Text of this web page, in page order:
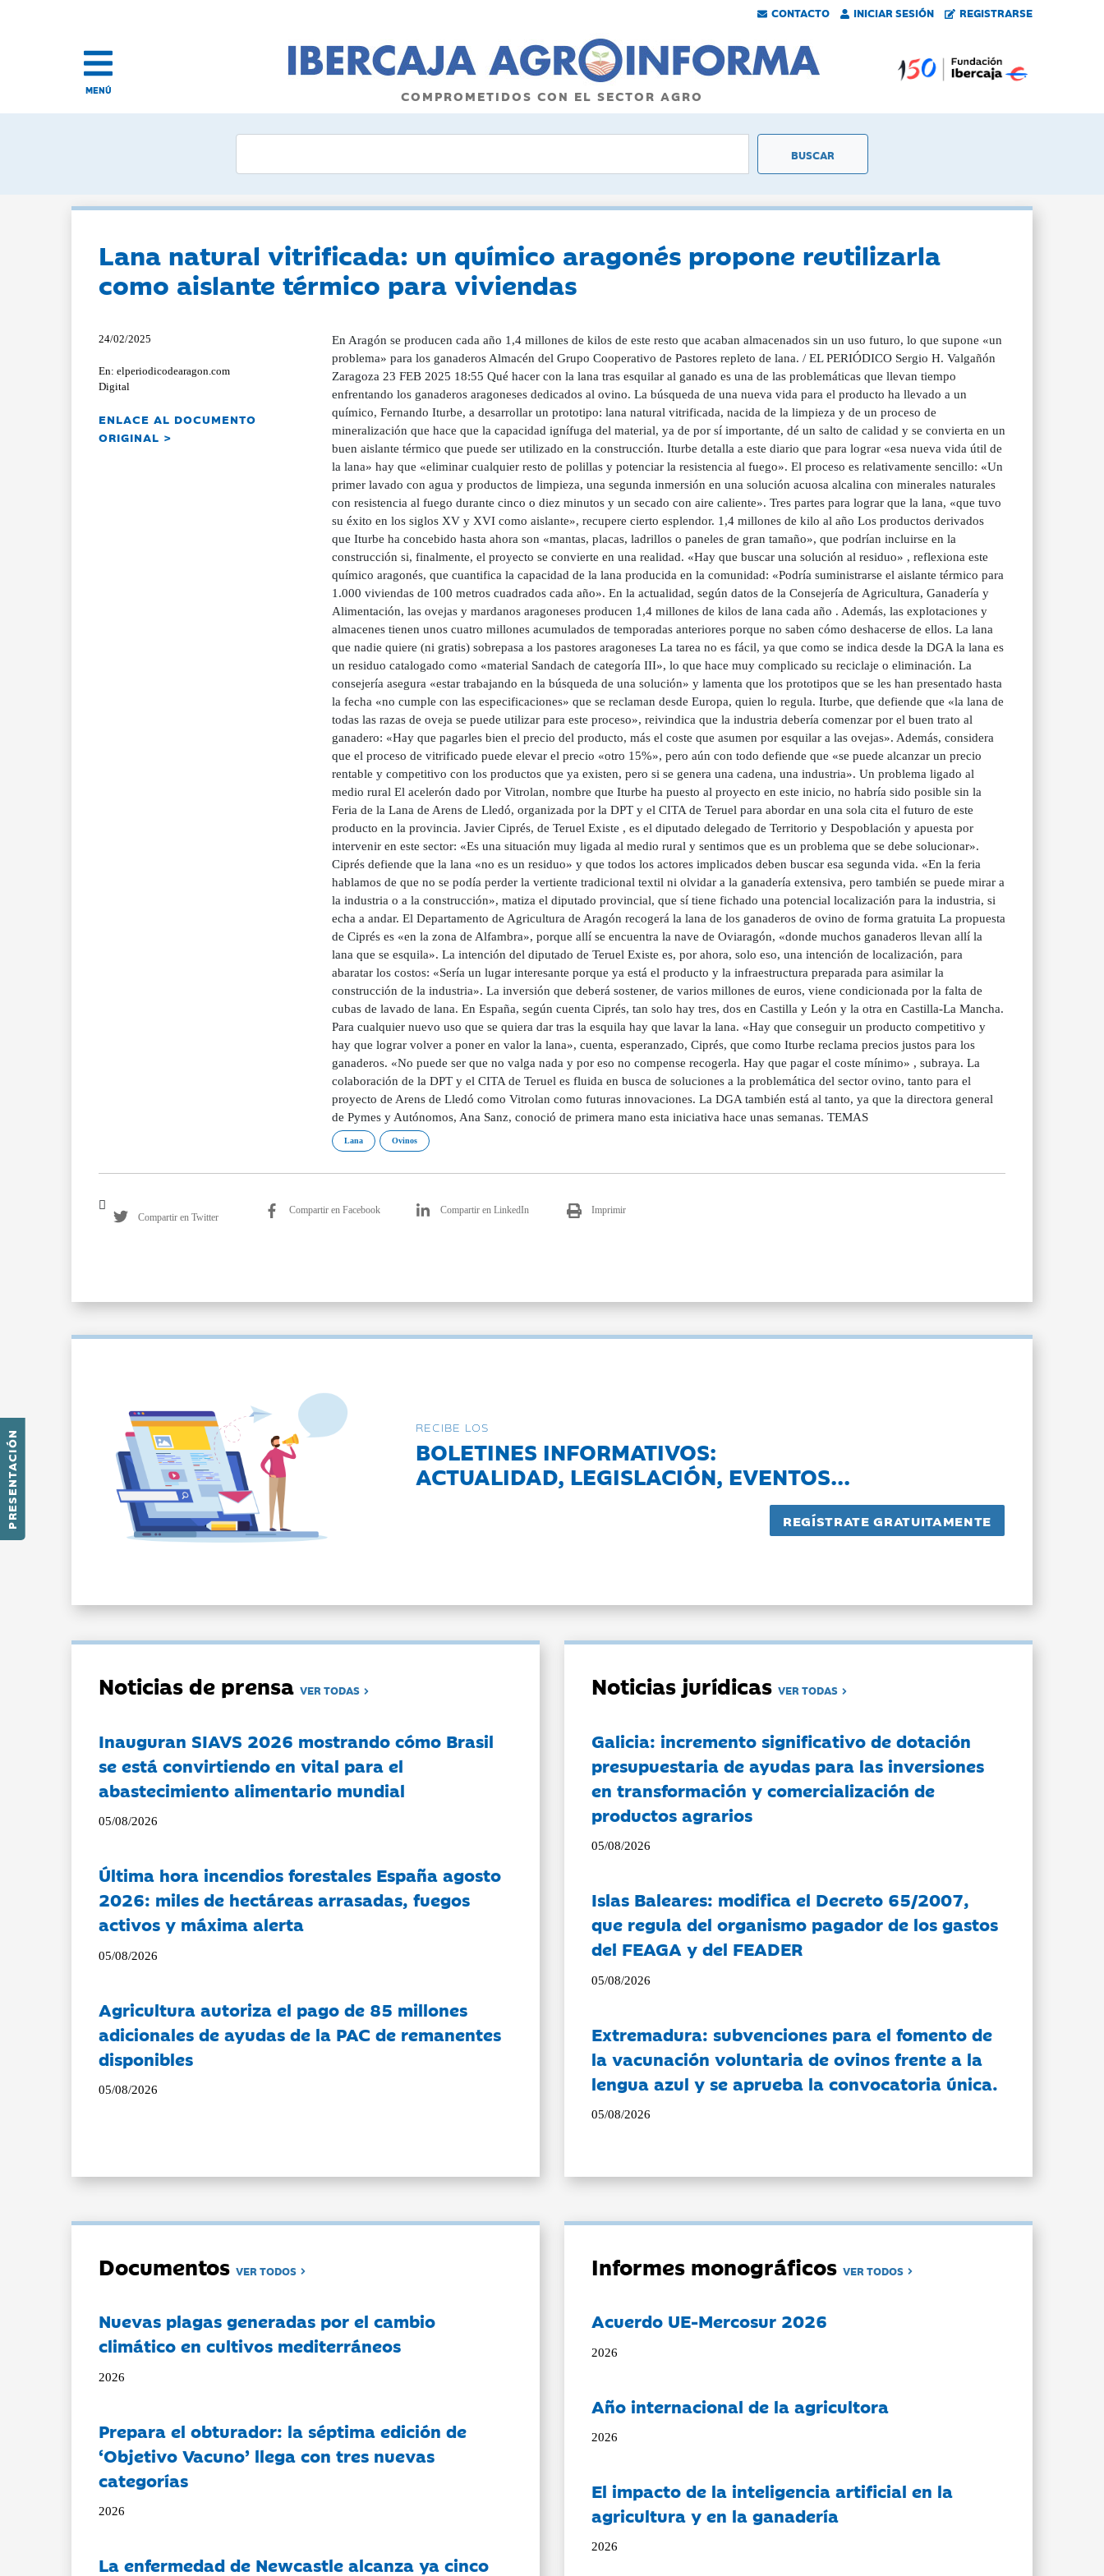
CONTACTO INICIAR SESIÓN REGISTRARSE
PRESENTACIÓN
MENÚ COMPROMETIDOS CON EL SECTOR AGRO
Lana natural vitrificada: un químico aragonés propone reutilizarla
como aislante térmico para viviendas
24/02/2025
En: elperiodicodearagon.com
Digital
ENLACE AL DOCUMENTO
ORIGINAL >
En Aragón se producen cada año 1,4 millones de kilos de este resto que acaban almacenados sin un uso futuro, lo que supone «un
problema» para los ganaderos Almacén del Grupo Cooperativo de Pastores repleto de lana. / EL PERIÓDICO Sergio H. Valgañón
Zaragoza 23 FEB 2025 18:55 Qué hacer con la lana tras esquilar al ganado es una de las problemáticas que llevan tiempo
enfrentando los ganaderos aragoneses dedicados al ovino. La búsqueda de una nueva vida para el producto ha llevado a un
químico, Fernando Iturbe, a desarrollar un prototipo: lana natural vitrificada, nacida de la limpieza y de un proceso de
mineralización que hace que la capacidad ignífuga del material, ya de por sí importante, dé un salto de calidad y se convierta en un
buen aislante térmico que puede ser utilizado en la construcción. Iturbe detalla a este diario que para lograr «esa nueva vida útil de
la lana» hay que «eliminar cualquier resto de polillas y potenciar la resistencia al fuego». El proceso es relativamente sencillo: «Un
primer lavado con agua y productos de limpieza, una segunda inmersión en una solución acuosa alcalina con minerales naturales
con resistencia al fuego durante cinco o diez minutos y un secado con aire caliente». Tres partes para lograr que la lana, «que tuvo
su éxito en los siglos XV y XVI como aislante», recupere cierto esplendor. 1,4 millones de kilo al año Los productos derivados
que Iturbe ha concebido hasta ahora son «mantas, placas, ladrillos o paneles de gran tamaño», que podrían incluirse en la
construcción si, finalmente, el proyecto se convierte en una realidad. «Hay que buscar una solución al residuo» , reflexiona este
químico aragonés, que cuantifica la capacidad de la lana producida en la comunidad: «Podría suministrarse el aislante térmico para
1.000 viviendas de 100 metros cuadrados cada año». En la actualidad, según datos de la Consejería de Agricultura, Ganadería y
Alimentación, las ovejas y mardanos aragoneses producen 1,4 millones de kilos de lana cada año . Además, las explotaciones y
almacenes tienen unos cuatro millones acumulados de temporadas anteriores porque no saben cómo deshacerse de ellos. La lana
que nadie quiere (ni gratis) sobrepasa a los pastores aragoneses La tarea no es fácil, ya que como se indica desde la DGA la lana es
un residuo catalogado como «material Sandach de categoría III», lo que hace muy complicado su reciclaje o eliminación. La
consejería asegura «estar trabajando en la búsqueda de una solución» y lamenta que los prototipos que se les han presentado hasta
la fecha «no cumple con las especificaciones» que se reclaman desde Europa, quien lo regula. Iturbe, que defiende que «la lana de
todas las razas de oveja se puede utilizar para este proceso», reivindica que la industria debería comenzar por el buen trato al
ganadero: «Hay que pagarles bien el precio del producto, más el coste que asumen por esquilar a las ovejas». Además, considera
que el proceso de vitrificado puede elevar el precio «otro 15%», pero aún con todo defiende que «se puede alcanzar un precio
rentable y competitivo con los productos que ya existen, pero si se genera una cadena, una industria». Un problema ligado al
medio rural El acelerón dado por Vitrolan, nombre que Iturbe ha puesto al proyecto en este inicio, no habría sido posible sin la
Feria de la Lana de Arens de Lledó, organizada por la DPT y el CITA de Teruel para abordar en una sola cita el futuro de este
producto en la provincia. Javier Ciprés, de Teruel Existe , es el diputado delegado de Territorio y Despoblación y apuesta por
intervenir en este sector: «Es una situación muy ligada al medio rural y sentimos que es un problema que se debe solucionar».
Ciprés defiende que la lana «no es un residuo» y que todos los actores implicados deben buscar esa segunda vida. «En la feria
hablamos de que no se podía perder la vertiente tradicional textil ni olvidar a la ganadería extensiva, pero también se puede mirar a
la industria o a la construcción», matiza el diputado provincial, que sí tiene fichado una potencial localización para la industria, si
echa a andar. El Departamento de Agricultura de Aragón recogerá la lana de los ganaderos de ovino de forma gratuita La propuesta
de Ciprés es «en la zona de Alfambra», porque allí se encuentra la nave de Oviaragón, «donde muchos ganaderos llevan allí la
lana que se esquila». La intención del diputado de Teruel Existe es, por ahora, solo eso, una intención de localización, para
abaratar los costos: «Sería un lugar interesante porque ya está el producto y la infraestructura preparada para asimilar la
construcción de la industria». La inversión que deberá sostener, de varios millones de euros, viene condicionada por la falta de
cubas de lavado de lana. En España, según cuenta Ciprés, tan solo hay tres, dos en Castilla y León y la otra en Castilla-La Mancha.
Para cualquier nuevo uso que se quiera dar tras la esquila hay que lavar la lana. «Hay que conseguir un producto competitivo y
hay que lograr volver a poner en valor la lana», cuenta, esperanzado, Ciprés, que como Iturbe reclama precios justos para los
ganaderos. «No puede ser que no valga nada y por eso no compense recogerla. Hay que pagar el coste mínimo» , subraya. La
colaboración de la DPT y el CITA de Teruel es fluida en busca de soluciones a la problemática del sector ovino, tanto para el
proyecto de Arens de Lledó como Vitrolan como futuras innovaciones. La DGA también está al tanto, ya que la directora general
de Pymes y Autónomos, Ana Sanz, conoció de primera mano esta iniciativa hace unas semanas. TEMAS
Lana Ovinos
Compartir en Twitter
Compartir en Facebook Compartir en LinkedIn Imprimir
RECIBE LOS
BOLETINES INFORMATIVOS:
ACTUALIDAD, LEGISLACIÓN, EVENTOS...
Noticias de prensaVER TODAS
Inauguran SIAVS 2026 mostrando cómo Brasil
se está convirtiendo en vital para el
abastecimiento alimentario mundial
05/08/2026
Última hora incendios forestales España agosto
2026: miles de hectáreas arrasadas, fuegos
activos y máxima alerta
05/08/2026
Agricultura autoriza el pago de 85 millones
adicionales de ayudas de la PAC de remanentes
disponibles
05/08/2026
Noticias jurídicasVER TODAS
Galicia: incremento significativo de dotación
presupuestaria de ayudas para las inversiones
en transformación y comercialización de
productos agrarios
05/08/2026
Islas Baleares: modifica el Decreto 65/2007,
que regula del organismo pagador de los gastos
del FEAGA y del FEADER
05/08/2026
Extremadura: subvenciones para el fomento de
la vacunación voluntaria de ovinos frente a la
lengua azul y se aprueba la convocatoria única.
05/08/2026
DocumentosVER TODOS
Nuevas plagas generadas por el cambio
climático en cultivos mediterráneos
2026
Prepara el obturador: la séptima edición de
‘Objetivo Vacuno’ llega con tres nuevas
categorías
2026
La enfermedad de Newcastle alcanza ya cinco
Informes monográficosVER TODOS
Acuerdo UE-Mercosur 2026
2026
Año internacional de la agricultora
2026
El impacto de la inteligencia artificial en la
agricultura y en la ganadería
2026